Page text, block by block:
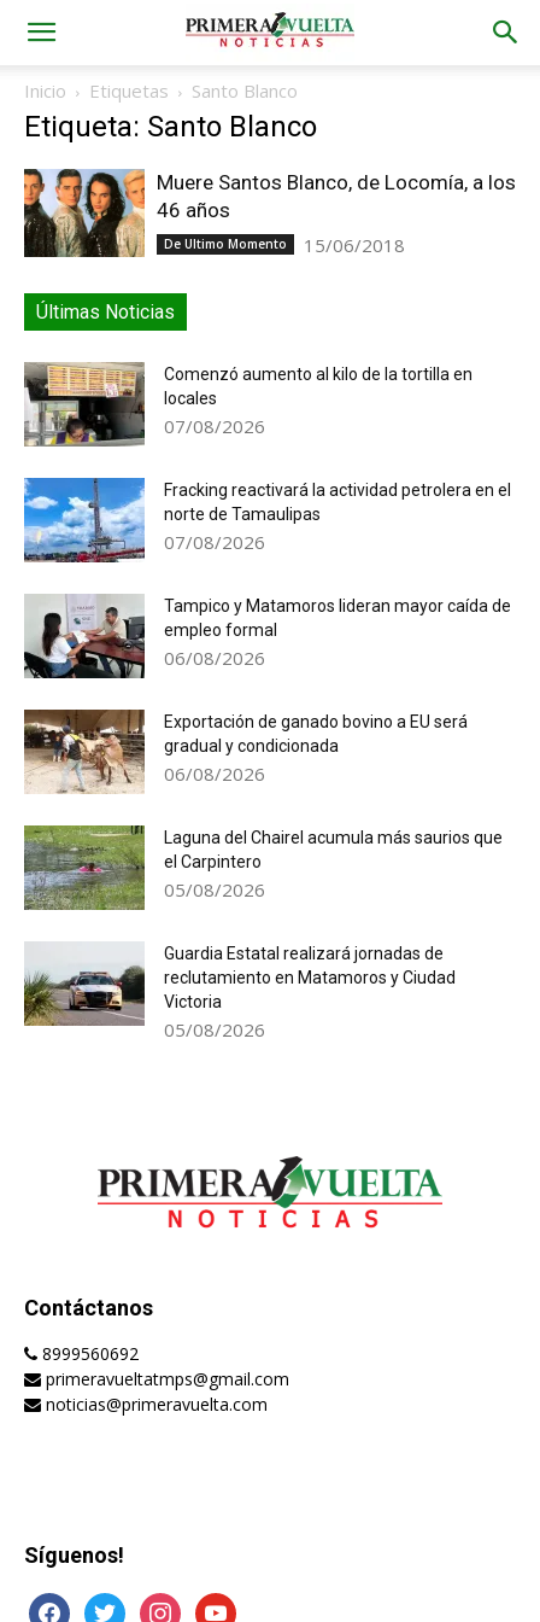
Inicio Etiquetas Santo Blanco
Etiqueta: Santo Blanco
Muere Santos Blanco, de Locomía, a los
46 años
De Ultimo Momento 15/06/2018
Últimas Noticias
Comenzó aumento al kilo de la tortilla en
locales
07/08/2026
Fracking reactivará la actividad petrolera en el
norte de Tamaulipas
07/08/2026
Tampico y Matamoros lideran mayor caída de
empleo formal
06/08/2026
Exportación de ganado bovino a EU será
gradual y condicionada
06/08/2026
Laguna del Chairel acumula más saurios que
el Carpintero
05/08/2026
Guardia Estatal realizará jornadas de
reclutamiento en Matamoros y Ciudad
Victoria
05/08/2026
Contáctanos
8999560692
primeravueltatmps@gmail.com
noticias@primeravuelta.com
Síguenos!
facebooktwitter instagramyoutube